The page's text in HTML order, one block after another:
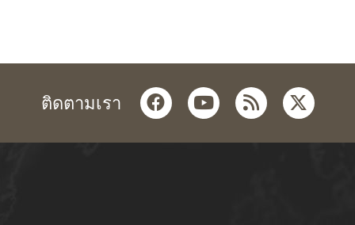
ติดตามเรา facebookyoutube
rss twitter